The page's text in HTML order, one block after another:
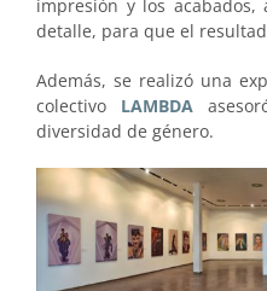
impresión y los acabados,
detalle, para que el
Además, se realizó una
colectivo LAMBDA
diversidad de género.